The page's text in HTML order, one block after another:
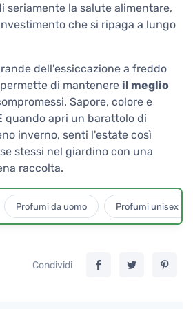
seriamente la salute alimentare,
che si ripaga a lungo
dell'essiccazione a freddo
di mantenere il meglio
Sapore, colore e
quando apri un barattolo di
inverno, senti l'estate così
stessi nel giardino con una
raccolta.
Profumi da uomo Profumi unisex
Condividi